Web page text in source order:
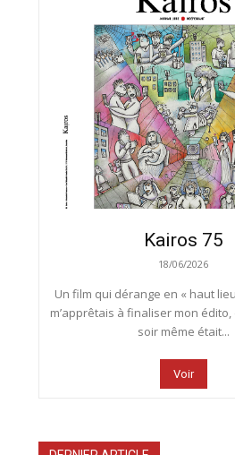
Kairos 75
18/06/2026
Un film qui dérange en « haut
m’apprêtais à finaliser mon édito,
soir même était...
Voir